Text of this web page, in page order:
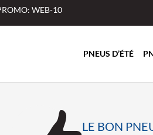
WEB-10
PNEUS D’ÉTÉ
LE BON